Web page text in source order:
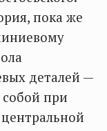
пока же
деталей —
при